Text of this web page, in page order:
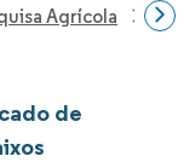
Agrícola
de